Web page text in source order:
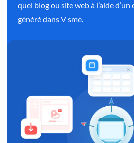
quel blog ou site web à l’aide
généré dans Visme.